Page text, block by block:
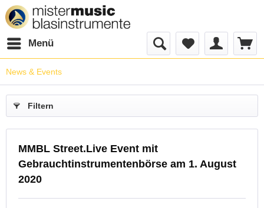
Menü
News & Events
Filtern
MMBL Street.Live Event mit
Gebrauchtinstrumentenbörse am 1. August
2020